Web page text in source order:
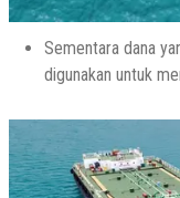
Sementara dana
digunakan untuk